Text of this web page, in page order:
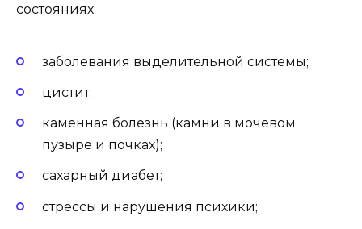
состояниях:
заболевания выделительной системы;
цистит;
каменная болезнь (камни в мочевом
пузыре и почках);
сахарный диабет;
стрессы и нарушения психики;